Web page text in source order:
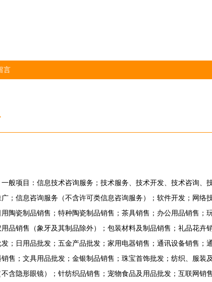
言
一般项目：信息技术咨询服务；技术服务、技术开发、技术咨询、
；信息咨询服务（不含许可类信息咨询服务）；软件开发；网络
陶瓷制品销售；特种陶瓷制品销售；茶具销售；办公用品销售；
品销售（象牙及其制品除外）；包装材料及制品销售；礼品花卉
发；日用品批发；五金产品批发；家用电器销售；通讯设备销售；
售；文具用品批发；金银制品销售；珠宝首饰批发；纺织、服装
含隐形眼镜）；针纺织品销售；宠物食品及用品批发；互联网销